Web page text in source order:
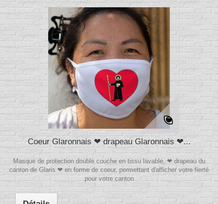
Coeur Glaronnais ❤ drapeau Glaronnais ❤...
Masque de protection double couche en tissu lavable, ❤ drapeau du
canton de Glaris ❤ en forme de coeur, permettant d'afficher votre fierté
pour votre canton